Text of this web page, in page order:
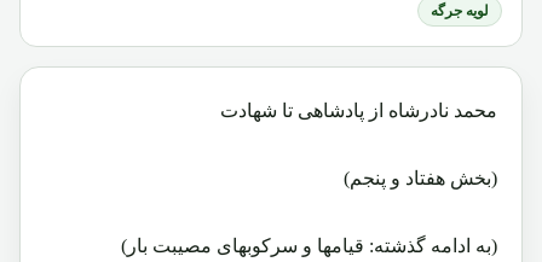
لویه جرگه
محمد نادرشاه از پادشاهی تا شهادت
(بخش هفتاد و پنجم)
(به ادامه گذشته: قیامها و سرکوبهای مصیبت بار)